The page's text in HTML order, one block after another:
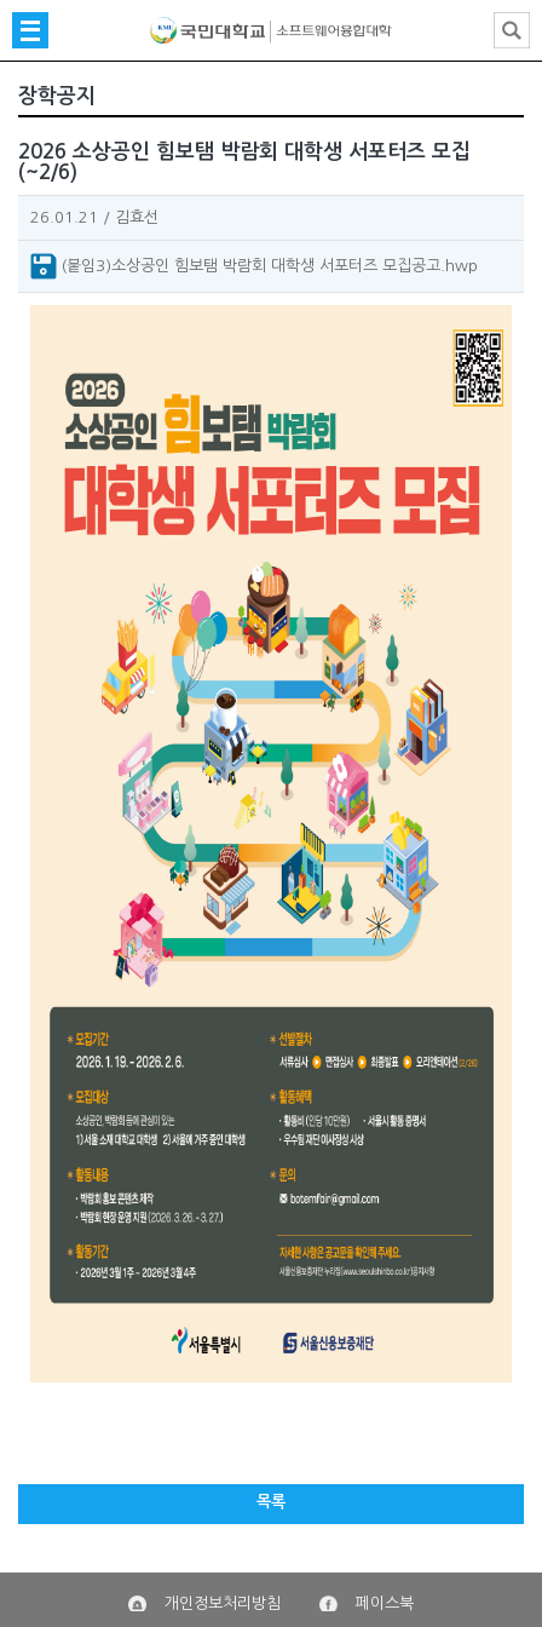
장학공지
2026 소상공인 힘보탬 박람회 대학생 서포터즈 모집
(~2/6)
26.01.21 / 김효선
(붙임3)소상공인 힘보탬 박람회 대학생 서포터즈 모집공고.hwp
목록
개인정보처리방침 페이스북